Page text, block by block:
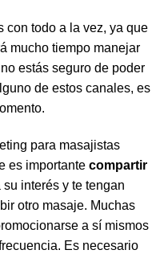
con todo a la vez, ya que
mucho tiempo manejar
estás seguro de poder
de estos canales, es
es importante compartir
interés y te tengan
otro masaje. Muchas
a sí mismos
Es necesario